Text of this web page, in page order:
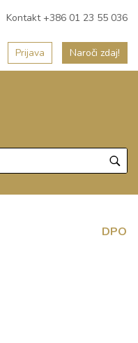
Kontakt +386 01 23 55 036
Prijava Naroči zdaj!
DPO